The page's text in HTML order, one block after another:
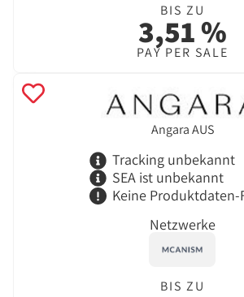
BIS ZU
3,51 %
PAY PER SALE
Angara AUS
Tracking unbekannt
SEA ist unbekannt
Keine Produktdaten-
Netzwerke
BIS ZU